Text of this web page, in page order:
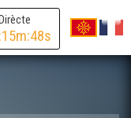
15m:48s